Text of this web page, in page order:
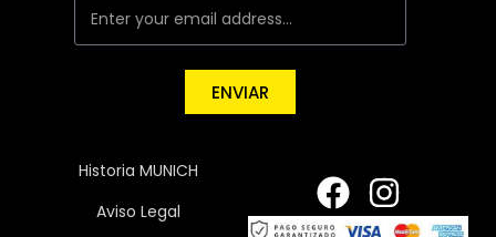
ENVIAR
Historia MUNICH
Aviso Legal